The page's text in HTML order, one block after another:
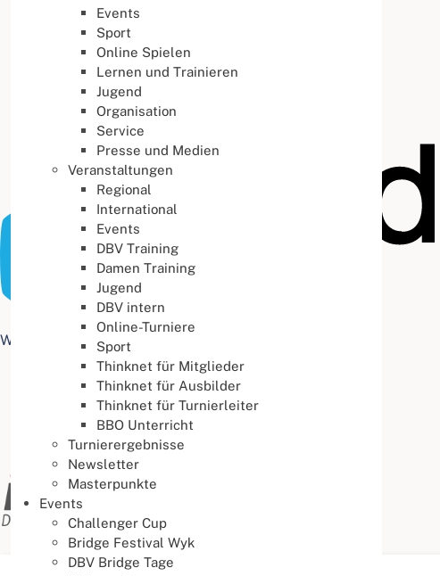
Buchstabenabstand
Web Accessibility plugin
Events
Sport
Online Spielen
Lernen und Trainieren
Jugend
Organisation
Service
Presse und Medien
Veranstaltungen
Regional
International
Events
DBV Training
Damen Training
Jugend
DBV intern
Online-Turniere
Sport
Thinknet für Mitglieder
Thinknet für Ausbilder
Thinknet für Turnierleiter
BBO Unterricht
Turnierergebnisse
Newsletter
Masterpunkte
Events
Challenger Cup
Bridge Festival Wyk
DBV Bridge Tage